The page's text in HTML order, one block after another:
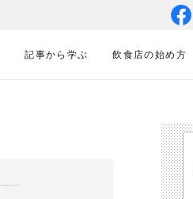
記事から学ぶ 飲食店の始め方